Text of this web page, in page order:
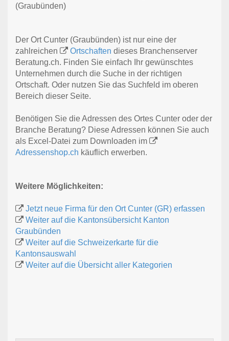
(Graubünden)
Der Ort Cunter (Graubünden) ist nur eine der
zahlreichen
Ortschaften dieses Branchenserver
Beratung.ch. Finden Sie einfach Ihr gewünschtes
Unternehmen durch die Suche in der richtigen
Ortschaft. Oder nutzen Sie das Suchfeld im oberen
Bereich dieser Seite.
Benötigen Sie die Adressen des Ortes Cunter oder der
Branche Beratung? Diese Adressen können Sie auch
als Excel-Datei zum Downloaden im
Adressenshop.ch käuflich erwerben.
Weitere Möglichkeiten:
Jetzt neue Firma für den Ort Cunter (GR) erfassen
Weiter auf die Kantonsübersicht Kanton
Graubünden
Weiter auf die Schweizerkarte für die
Kantonsauswahl
Weiter auf die Übersicht aller Kategorien